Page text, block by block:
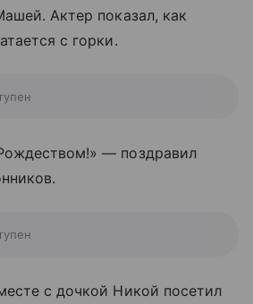
Актер показал, как
с горки.
— поздравил
с дочкой Никой посетил